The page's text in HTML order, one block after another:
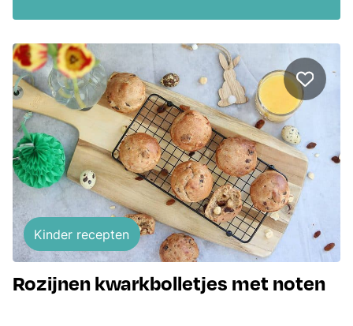
Kinder recepten
Rozijnen kwarkbolletjes met noten